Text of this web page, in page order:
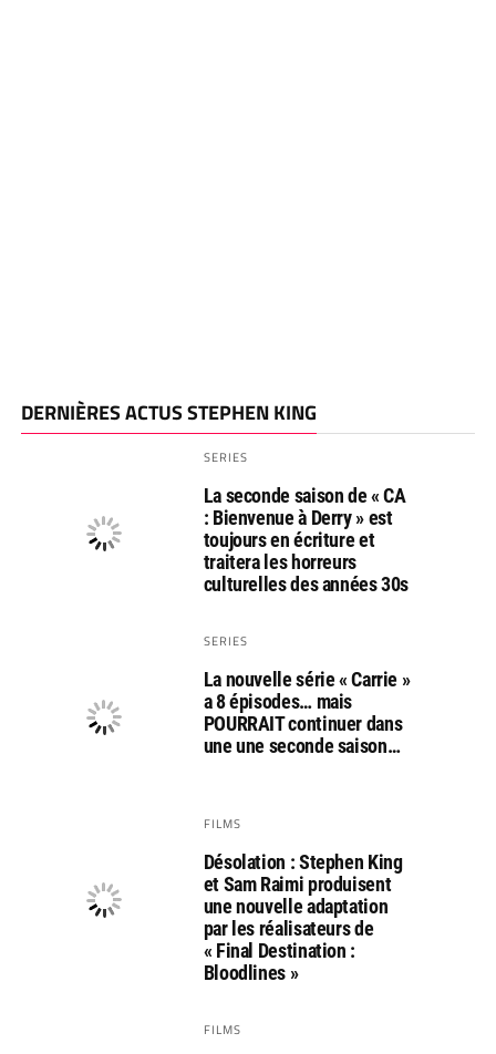
DERNIÈRES ACTUS STEPHEN KING
SERIES
La seconde saison de « CA
: Bienvenue à Derry » est
toujours en écriture et
traitera les horreurs
culturelles des années 30s
SERIES
La nouvelle série « Carrie »
a 8 épisodes… mais
POURRAIT continuer dans
une une seconde saison…
FILMS
Désolation : Stephen King
et Sam Raimi produisent
une nouvelle adaptation
par les réalisateurs de
« Final Destination :
Bloodlines »
FILMS